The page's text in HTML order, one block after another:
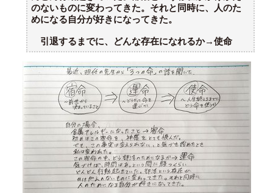
のないものに変わってきた。それと同時に、人のた
めになる自分が好きになってきた。
引退するまでに、どんな存在になれるか→使命